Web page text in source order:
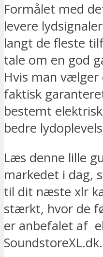
Formålet med
levere
langt de fleste
tale om en god
Hvis man vælger
faktisk
bestemt
bedre
Læs denne lille
markedet i dag,
til dit næste xlr
stærkt, hvor de
er anbefalet af
SoundstoreXL.dk.